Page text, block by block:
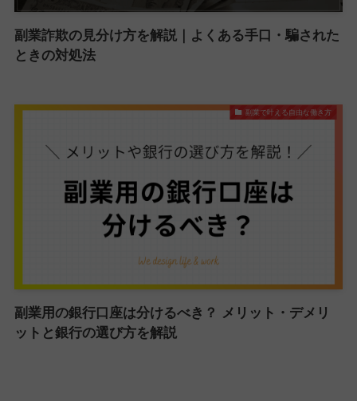
副業詐欺の見分け方を解説｜よくある手口・騙された
ときの対処法
副業で叶える自由な働き方
副業用の銀行口座は分けるべき？ メリット・デメリ
ットと銀行の選び方を解説